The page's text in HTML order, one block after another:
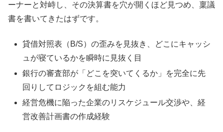
ーナーと対峙し、その決算書を穴が開くほど見つめ、稟議
書を書いてきたはずです。
貸借対照表（B/S）の歪みを見抜き、どこにキャッシ
ュが寝ているかを瞬時に見抜く目
銀行の審査部が「どこを突いてくるか」を完全に先
回りしてロジックを組む能力
経営危機に陥った企業のリスケジュール交渉や、経
営改善計画書の作成経験